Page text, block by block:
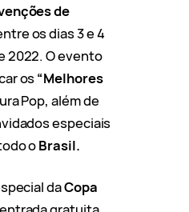
de
os dias 3 e 4
2022. O evento
os“Melhores
Pop, além de
especiais
oBrasil.
daCopa